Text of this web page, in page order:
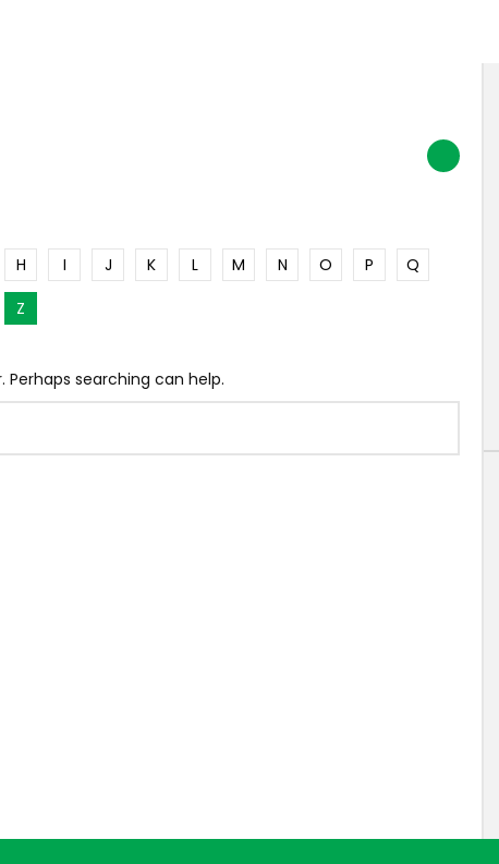
H I J K L M N O P
Q
Z
Perhaps searching can help.